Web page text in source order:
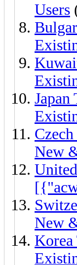
Users
New
New